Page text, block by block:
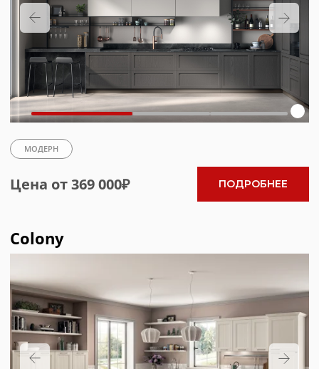
ХИТ ПРОДАЖ
Baltimora
Цена от 270 000₽
Colony
ПОДРОБНЕЕ
Цена от 369 000₽
МОДЕРН